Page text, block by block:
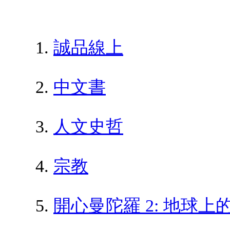
誠品線上
中文書
人文史哲
宗教
開心曼陀羅 2: 地球上